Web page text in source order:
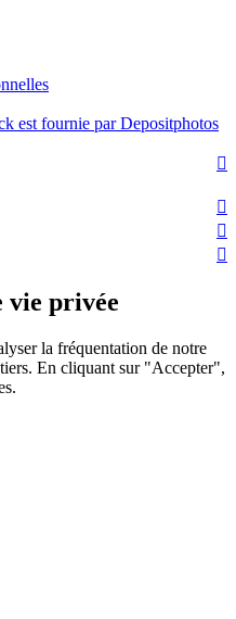
est fournie par Depositphotos
vie privée
la fréquentation de notre
En cliquant sur "Accepter",